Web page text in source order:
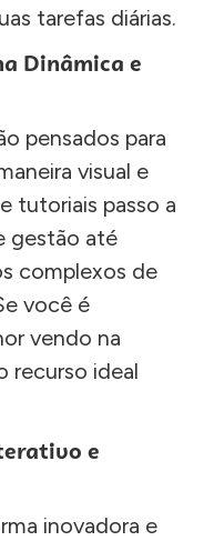
tarefas diárias.
Dinâmica e
pensados para
visual e
tutoriais passo a
gestão até
complexos de
você é
vendo na
recurso ideal
e
inovadora e